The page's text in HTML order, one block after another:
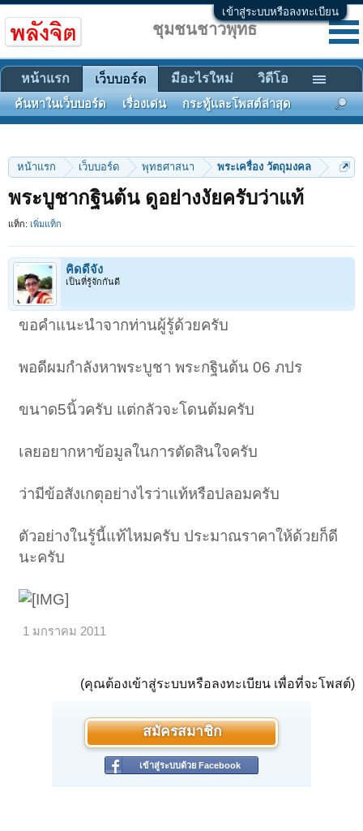
เข้าสู่ระบบหรือลงทะเบียน
หน้าแรก เว็บบอร์ด พุทธศาสนา พระเครื่อง วัตถุมงคล
พระบูชากฐินต้น ดูอย่างงัยครับว่าแท้
แท็ก: เพิ่มแท็ก
คิดดีจัง
เป็นที่รู้จักกันดี
ขอคำแนะนำจากท่านผู้รู้ด้วยครับ
พอดีผมกำลังหาพระบูชา พระกฐินต้น 06 ภปร
ขนาด5นิ้วครับ แต่กลัวจะโดนต้มครับ
เลยอยากหาข้อมูลในการตัดสินใจครับ
ว่ามีข้อสังเกตุอย่างไรว่าแท้หรือปลอมครับ
ตัวอย่างในรู้นี้แท้ไหมครับ ประมาณราคาให้ด้วยก็ดี
นะครับ
1 มกราคม 2011
(คุณต้องเข้าสู่ระบบหรือลงทะเบียน เพื่อที่จะโพสต์)
สมัครสมาชิก
เข้าสู่ระบบด้วย Facebook
ชุมชนชาวพุทธ
หน้าแรก เว็บบอร์ด
ค้นหาในเว็บบอร์ด เรื่องเด่น กระทู้และโพสต์ล่าสุด
มีอะไรใหม่ วิดีโอ